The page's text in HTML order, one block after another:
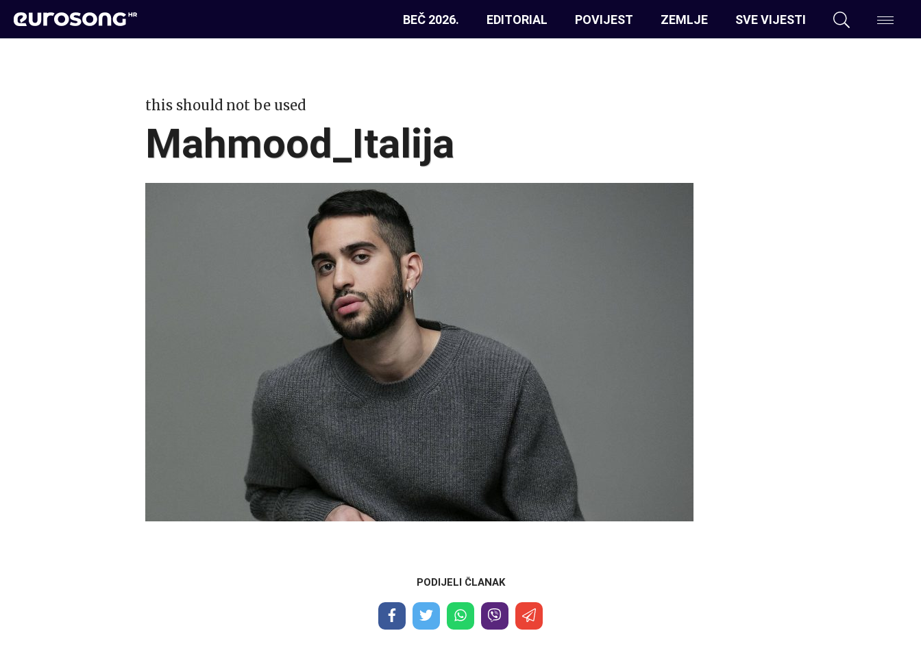
BEČ 2026. EDITORIAL POVIJEST ZEMLJE SVE VIJESTI
this should not be used
Mahmood_Italija
PODIJELI ČLANAK